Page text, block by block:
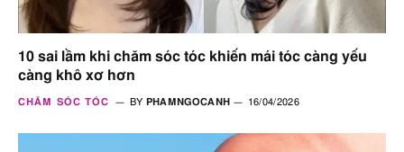
10 sai lầm khi chăm sóc tóc khiến mái tóc càng yếu
càng khô xơ hơn
CHĂM SÓC TÓC BY PHAMNGOCANH 16/04/2026